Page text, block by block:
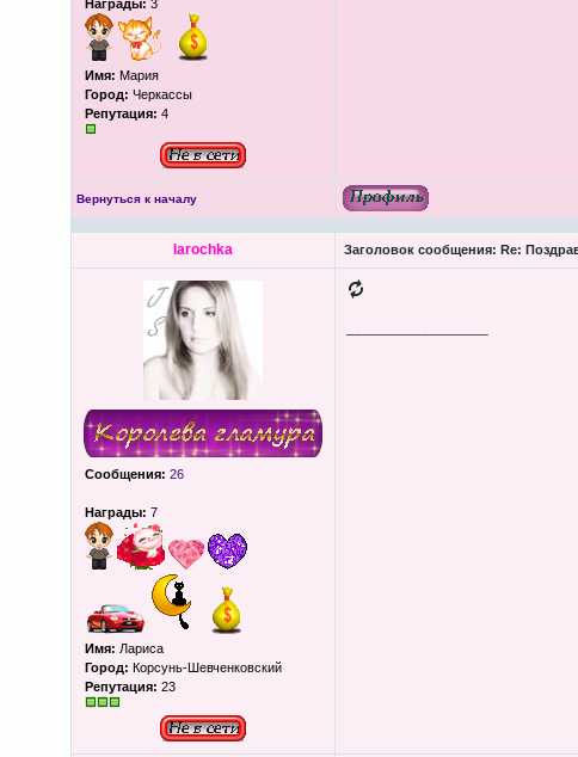
Награды: 3
Имя: Мария
Город: Черкассы
Репутация: 4
Вернуться к началу
larochka Заголовок сообщения: Re:
Сообщения: 26
Награды: 7
Имя: Лариса
Город: Корсунь-Шевченковский
Репутация: 23